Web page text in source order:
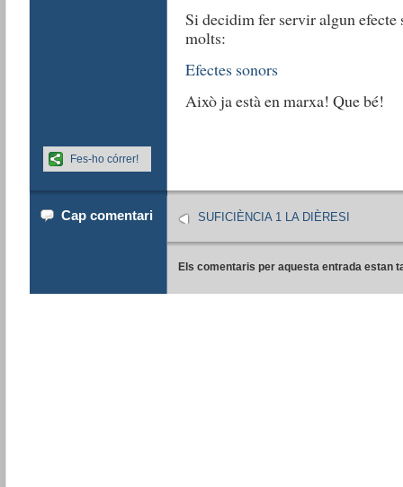
Si decidim fer servir algun efecte
molts:
Efectes sonors
Això ja està en marxa! Que bé!
Fes-ho córrer!
Cap comentari SUFICIÈNCIA 1 LA DIÈRESI
Els comentaris per aquesta entrada estan